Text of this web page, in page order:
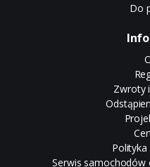
Do
Zwroty
Serwis samochodów